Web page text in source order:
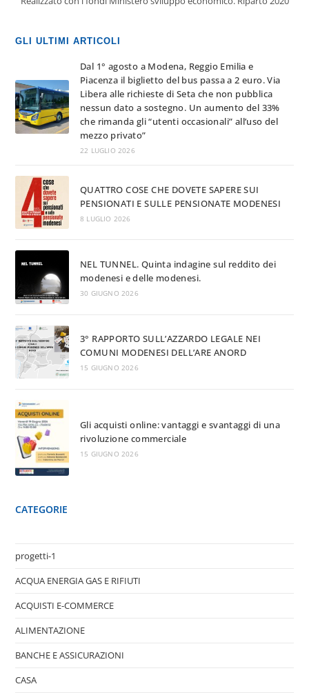
GLI ULTIMI ARTICOLI
Dal 1° agosto a Modena, Reggio Emilia e
Piacenza il biglietto del bus passa a 2 euro. Via
Libera alle richieste di Seta che non pubblica
nessun dato a sostegno. Un aumento del 33%
che rimanda gli “utenti occasionali” all’uso del
mezzo privato”
22 LUGLIO 2026
QUATTRO COSE CHE DOVETE SAPERE SUI
PENSIONATI E SULLE PENSIONATE MODENESI
8 LUGLIO 2026
NEL TUNNEL. Quinta indagine sul reddito dei
modenesi e delle modenesi.
30 GIUGNO 2026
3° RAPPORTO SULL’AZZARDO LEGALE NEI
COMUNI MODENESI DELL’ARE ANORD
15 GIUGNO 2026
Gli acquisti online: vantaggi e svantaggi di una
rivoluzione commerciale
15 GIUGNO 2026
CATEGORIE
progetti-1
ACQUA ENERGIA GAS E RIFIUTI
ACQUISTI E-COMMERCE
ALIMENTAZIONE
BANCHE E ASSICURAZIONI
CASA